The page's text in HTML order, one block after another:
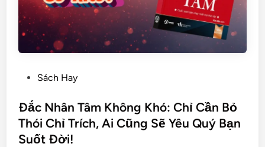
Sách Hay
Đắc Nhân Tâm Không Khó: Chỉ Cần Bỏ
Thói Chỉ Trích, Ai Cũng Sẽ Yêu Quý Bạn
Suốt Đời!